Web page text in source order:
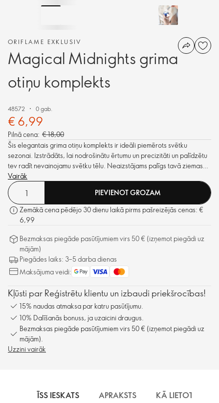
ORIFLAME EXKLUSIV
Magical Midnights grima
otiņu komplekts
48572 0 gab.
€ 6,99
Pilnā cena: € 18,00
Šis elegantais grima otiņu komplekts ir ideāli piemērots svētku
sezonai. Izstrādāts, lai nodrošinātu ērtumu un precizitāti un palīdzētu
tev radīt nevainojamu svētku tēlu. Neaizstājams palīgs tavā ziemas
skaistumkopšanas rituālā.
Vairāk
PIEVIENOT GROZAM
Zemākā cena pēdējo 30 dienu laikā pirms pašreizējās cenas: €
6,99
Bezmaksas piegāde pasūtījumiem virs 50 € (izņemot piegādi uz
mājām)
Piegādes laiks: 3–5 darba dienas
Maksājuma veidi:
Kļūsti par Reģistrētu klientu un izbaudi priekšrocības!
15% naudas atmaksa par katru pasūtījumu.
10% Dalīšanās bonuss, ja uzaicini draugus.
Bezmaksas piegāde pasūtījumiem virs 50 € (izņemot piegādi uz
mājām).
Uzzini vairāk
ĪSS IESKATS APRAKSTS KĀ LIETOT